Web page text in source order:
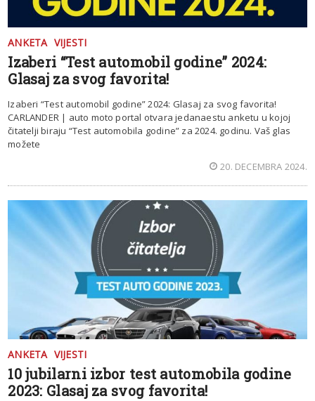
ANKETA VIJESTI
Izaberi “Test automobil godine” 2024:
Glasaj za svog favorita!
Izaberi “Test automobil godine” 2024: Glasaj za svog favorita!
CARLANDER | auto moto portal otvara jedanaestu anketu u kojoj
čitatelji biraju “Test automobila godine” za 2024. godinu. Vaš glas
možete
20. DECEMBRA 2024.
ANKETA VIJESTI
10 jubilarni izbor test automobila godine
2023: Glasaj za svog favorita!